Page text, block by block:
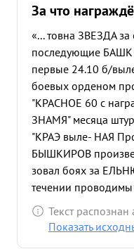
За что
«... товна ЗВЕЗДА за
последующие
первые 24.10 б/
боевых орденом
"КРАСНОЕ 60 с
ЗНАМЯ" месяца
"КРАЭ выле- НАЯ
БЫШКИРОВ
зовал боях за
течении проводимы
БАШ СИРОВ
групп эскадрилий
Текст распознан
Показать